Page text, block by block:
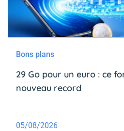
Bons plans
29 Go pour un euro : ce
nouveau record
05/08/2026